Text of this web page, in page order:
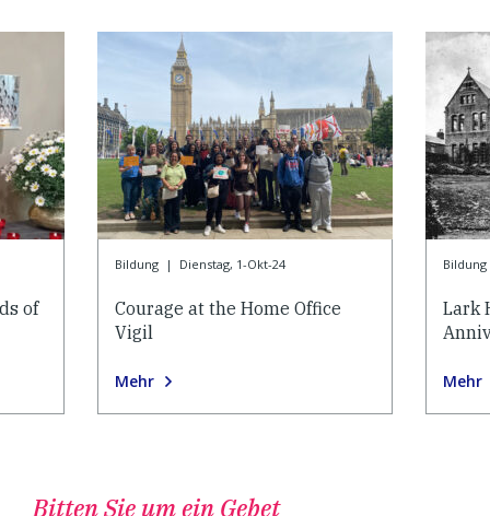
of
Bildung | Dienstag, 1-Okt-24
Courage at the Home Office
Vigil
Mehr
Bildung
Lark
Mehr
Bitten Sie um ein Gebet